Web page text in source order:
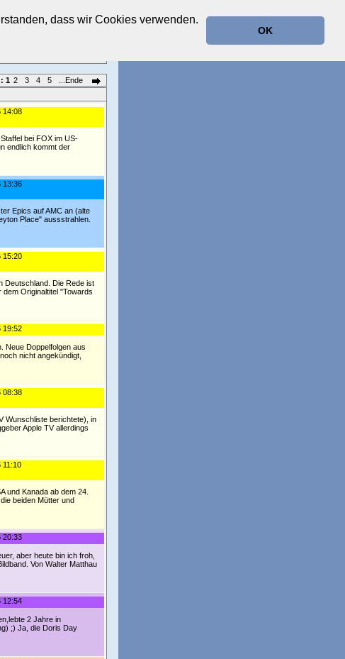
dass wir Cookies verwenden.
OK
1 2 3 4 5 ...Ende
14:08
bei FOX im US-
endlich kommt der
13:36
Epics auf AMC an (alte
Place" aussstrahlen.
15:20
Deutschland. Die Rede ist
Originaltitel "Towards
19:52
Neue Doppelfolgen aus
nicht angekündigt,
08:38
Wunschliste berichtete), in
Apple TV allerdings
11:10
und Kanada ab dem 24.
beiden Mütter und
20:33
aber heute bin ich froh,
Von Walter Matthau
12:54
2 Jahre in
;) Ja, die Doris Day